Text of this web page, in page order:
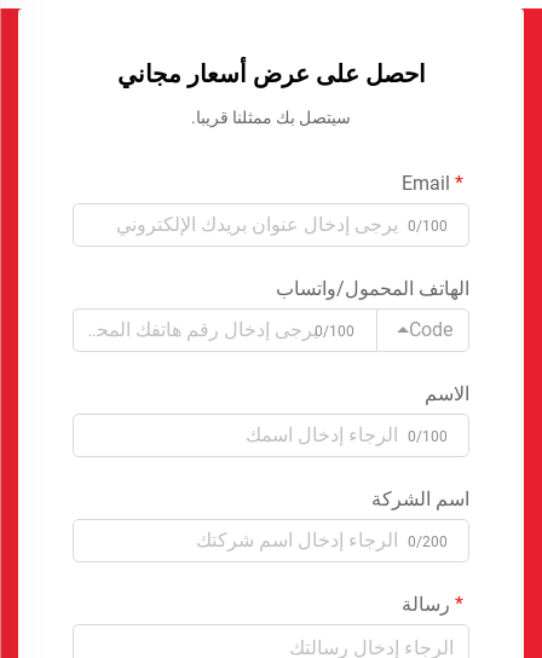
احصل على عرض أسعار مجاني
سيتصل بك ممثلنا قريبا.
0/100
الهاتف المحمول/واتساب
Code
0/100
الاسم
0/100
اسم الشركة
0/200
رسالة